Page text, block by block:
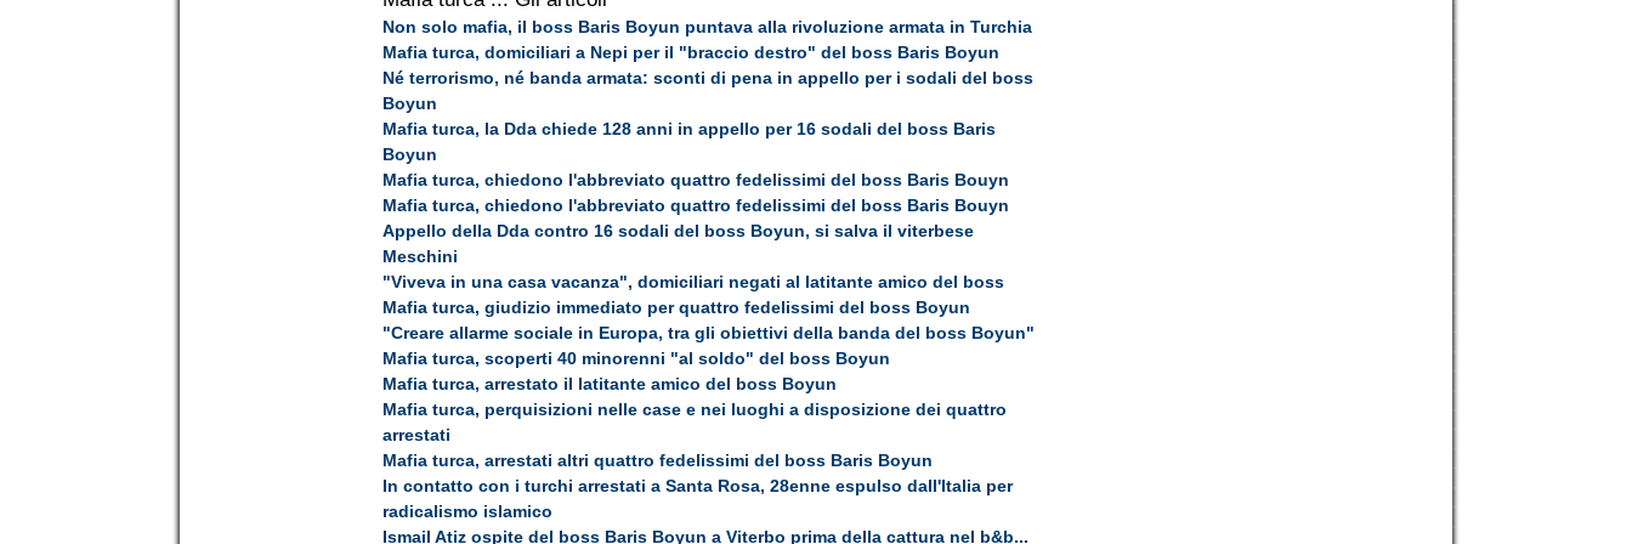
Non solo mafia, il boss Baris Boyun puntava alla rivoluzione armata in Turchia
Mafia turca, domiciliari a Nepi per il "braccio destro" del boss Baris Boyun
Né terrorismo, né banda armata: sconti di pena in appello per i sodali del boss
Boyun
Mafia turca, la Dda chiede 128 anni in appello per 16 sodali del boss Baris
Boyun
Mafia turca, chiedono l'abbreviato quattro fedelissimi del boss Baris Bouyn
Mafia turca, chiedono l'abbreviato quattro fedelissimi del boss Baris Bouyn
Appello della Dda contro 16 sodali del boss Boyun, si salva il viterbese
Meschini
"Viveva in una casa vacanza", domiciliari negati al latitante amico del boss
Mafia turca, giudizio immediato per quattro fedelissimi del boss Boyun
"Creare allarme sociale in Europa, tra gli obiettivi della banda del boss Boyun"
Mafia turca, scoperti 40 minorenni "al soldo" del boss Boyun
Mafia turca, arrestato il latitante amico del boss Boyun
Mafia turca, perquisizioni nelle case e nei luoghi a disposizione dei quattro
arrestati
Mafia turca, arrestati altri quattro fedelissimi del boss Baris Boyun
In contatto con i turchi arrestati a Santa Rosa, 28enne espulso dall'Italia per
radicalismo islamico
Ismail Atiz ospite del boss Baris Boyun a Viterbo prima della cattura nel b&b...